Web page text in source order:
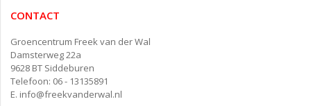
CONTACT
Groencentrum Freek van der Wal
Damsterweg 22a
9628 BT Siddeburen
Telefoon: 06 - 13135891
E. info@freekvanderwal.nl